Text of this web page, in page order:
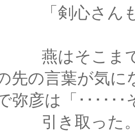
んも薫さ
まで行って
先の言葉が気
弥彦は「･･････
った